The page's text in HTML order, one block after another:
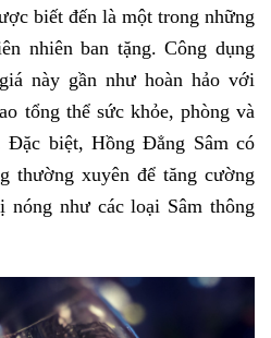
biết đến là một trong những
nhiên ban tặng. Công dụng
này gần như hoàn hảo với
tổng thể sức khỏe, phòng và
biệt, Hồng Đẳng Sâm có
thường xuyên để tăng cường
nóng như các loại Sâm thông